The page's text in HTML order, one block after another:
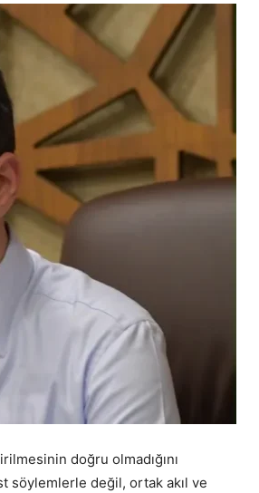
doğru olmadığını
söylemlerle değil, ortak akıl ve